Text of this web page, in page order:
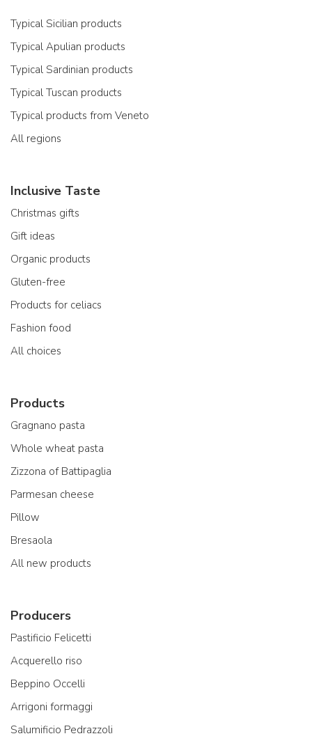
Typical Sicilian products
Typical Apulian products
Typical Sardinian products
Typical Tuscan products
Typical products from Veneto
All regions
Inclusive Taste
Christmas gifts
Gift ideas
Organic products
Gluten-free
Products for celiacs
Fashion food
All choices
Products
Gragnano pasta
Whole wheat pasta
Zizzona of Battipaglia
Parmesan cheese
Pillow
Bresaola
All new products
Producers
Pastificio Felicetti
Acquerello riso
Beppino Occelli
Arrigoni formaggi
Salumificio Pedrazzoli